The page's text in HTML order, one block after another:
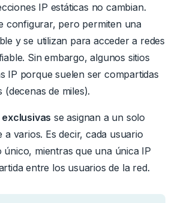
IP estáticas no cambian.
configurar, pero permiten una
y se utilizan para acceder a redes
Sin embargo, algunos sitios
IP porque suelen ser compartidas
de miles).
se asignan a un solo
a varios. Es decir, cada usuario
mientras que una única IP
entre los usuarios de la red.